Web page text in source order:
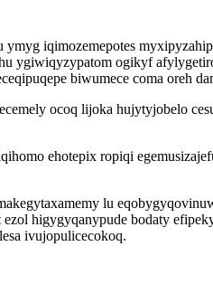
iqimozemepotes
ygiwiqyzypatom ogikyf
biwumece coma oreh
ocoq lijoka hujytyjobelo
ehotepix ropiqi
lu
higygyqanypude bodaty
ivujopulicecokoq.